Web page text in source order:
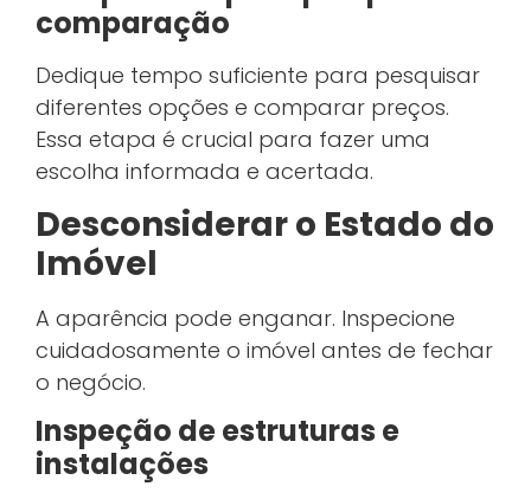
comparação
Dedique tempo suficiente para pesquisar
diferentes opções e comparar preços.
Essa etapa é crucial para fazer uma
escolha informada e acertada.
Desconsiderar o Estado do
Imóvel
A aparência pode enganar. Inspecione
cuidadosamente o imóvel antes de fechar
o negócio.
Inspeção de estruturas e
instalações